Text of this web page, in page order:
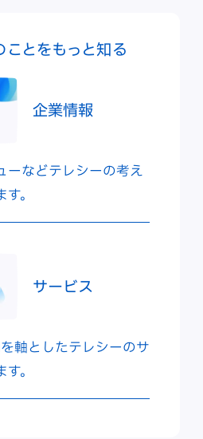
ことをもっと知る
企業情報
ーなどテレシーの考え
。
サービス
軸としたテレシーのサ
。